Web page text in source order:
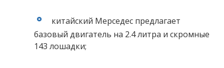
китайский Мерседес предлагает
базовый двигатель на 2.4 литра и скромные
143 лошадки;